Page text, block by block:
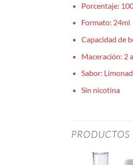
Porcentaje:
Formato: 24ml
Capacidad de
Maceración: 2
Sabor:
Sin nicotina